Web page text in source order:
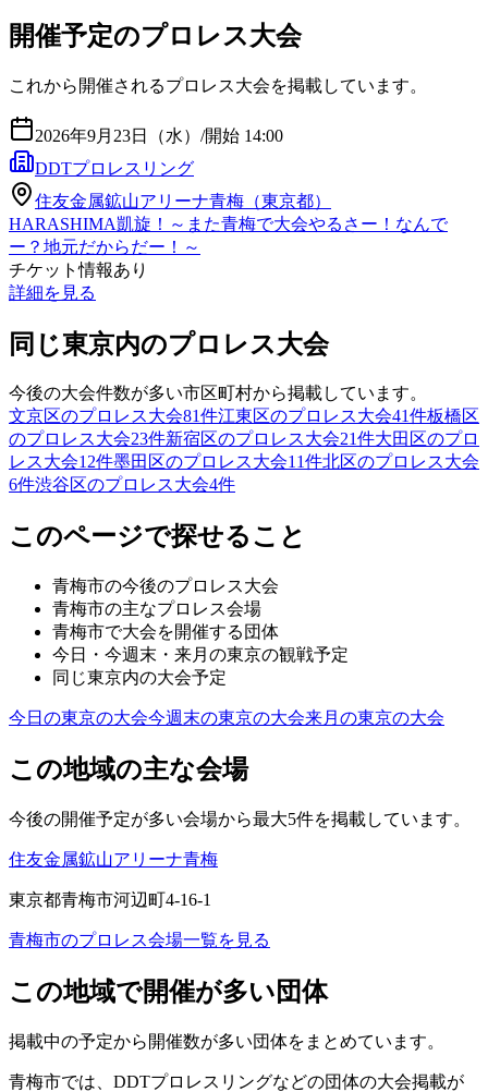
開催予定のプロレス大会
これから開催されるプロレス大会を掲載しています。
2026年9月23日（水） /開始 14:00
DDTプロレスリング
住友金属鉱山アリーナ青梅（東京都）
HARASHIMA凱旋！～また青梅で大会やるさー！なんで
ー？地元だからだー！～
チケット情報あり
詳細を見る
同じ東京内のプロレス大会
今後の大会件数が多い市区町村から掲載しています。
文京区のプロレス大会81件江東区のプロレス大会41件板橋区
のプロレス大会23件新宿区のプロレス大会21件大田区のプロ
レス大会12件墨田区のプロレス大会11件北区のプロレス大会
6件渋谷区のプロレス大会4件
このページで探せること
青梅市の今後のプロレス大会
青梅市の主なプロレス会場
青梅市で大会を開催する団体
今日・今週末・来月の東京の観戦予定
同じ東京内の大会予定
今日の東京の大会今週末の東京の大会来月の東京の大会
この地域の主な会場
今後の開催予定が多い会場から最大5件を掲載しています。
住友金属鉱山アリーナ青梅
東京都青梅市河辺町4-16-1
青梅市のプロレス会場一覧を見る
この地域で開催が多い団体
掲載中の予定から開催数が多い団体をまとめています。
青梅市では、 DDTプロレスリングなどの団体の大会掲載が